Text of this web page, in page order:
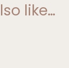
like…